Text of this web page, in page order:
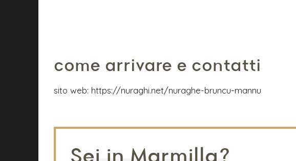
come arrivare e contatti
sito web: https://nuraghi.net/nuraghe-bruncu-mannu